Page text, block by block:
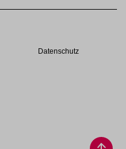
Datenschutz